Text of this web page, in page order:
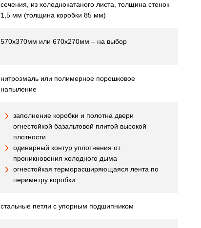
сечения, из холоднокатаного листа, толщина стенок
1,5 мм (толщина коробки 85 мм)
570х370мм или 670х270мм – на выбор
нитроэмаль или полимерное порошковое
напыление
заполнение коробки и полотна двери
огнестойкой базальтовой плитой высокой
плотности
одинарный контур уплотнения от
проникновения холодного дыма
огнестойкая терморасширяющаяся лента по
периметру коробки
стальные петли с упорным подшипником